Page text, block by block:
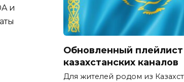
и
Обновленный плейлист
казахстанских каналов
Для жителей родом из